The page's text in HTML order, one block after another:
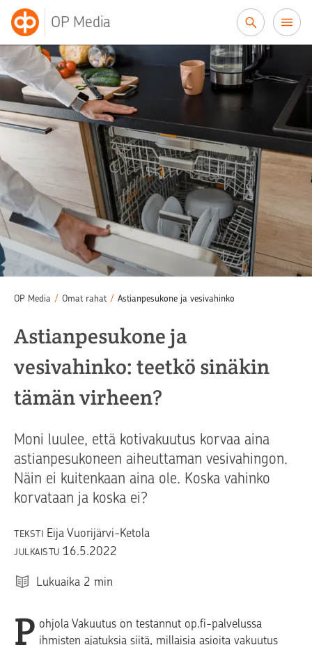
OP Media
OP Media / Omat rahat / Astianpesukone ja vesivahinko
Astianpesukone ja
vesivahinko: teetkö sinäkin
tämän virheen?
Moni luulee, että kotivakuutus korvaa aina
astianpesukoneen aiheuttaman vesivahingon.
Näin ei kuitenkaan aina ole. Koska vahinko
korvataan ja koska ei?
TEKSTI Eija Vuorijärvi-Ketola
JULKAISTU 16.5.2022
Lukuaika 2 min
P ohjola Vakuutus on testannut op.fi-palvelussa
ihmisten ajatuksia siitä, millaisia asioita vakuutus